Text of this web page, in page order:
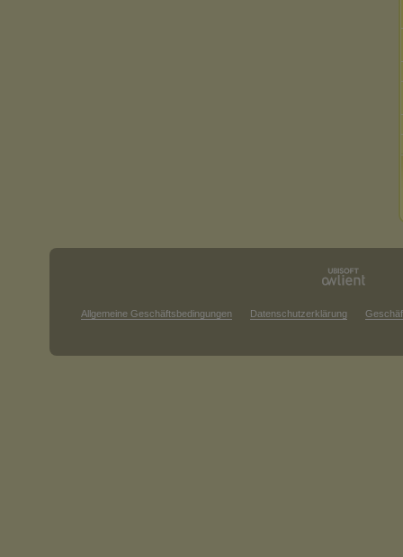
Allgemeine Geschäftsbedingungen Datenschutzerklärung